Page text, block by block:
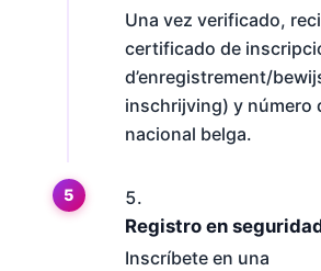
Una vez verificado,
certificado de
d’enregistrement/
inschrijving) y número
nacional belga.
Registro en
Inscríbete en una